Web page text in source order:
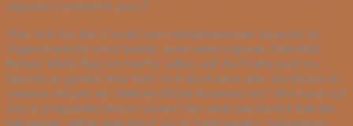
eigenen Unterricht passt?
Wer sich für den Einsatz von metaphorischer Sprache im
Yogaunterricht entscheidet, kann seine eigenen Stilmittel
finden. Mein Tipp ist hierfür selbst auf die Matte und ins
Spüren zu gehen: Wie fühlt sich die Asana oder die Aktion in
meinem Körper an? Welche Bilder kommen mir? Wie kann ich
das in prägnante Worte fassen? Für mich persönlich hat die